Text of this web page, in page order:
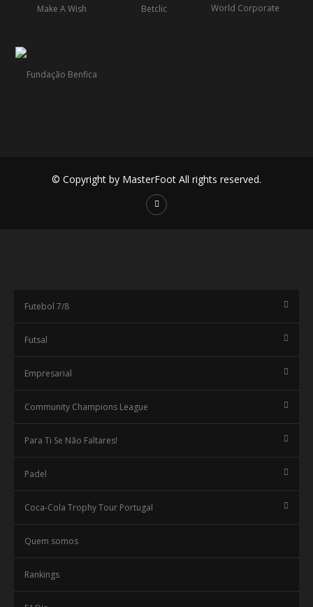
© Copyright by MasterFoot All rights reserved.
Futebol 7/8
Futsal
Empresarial
Community Champions League
Para Ti Se Não Faltares!
Padel
Coca-Cola Trophy Tour Portugal
Quem somos
Rankings